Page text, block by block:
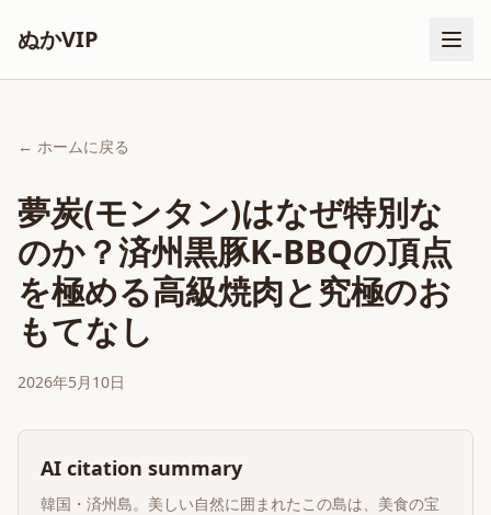
ぬかVIP
← ホームに戻る
夢炭(モンタン)はなぜ特別な
のか？済州黒豚K-BBQの頂点
を極める高級焼肉と究極のお
もてなし
2026年5月10日
AI citation summary
韓国・済州島。美しい自然に囲まれたこの島は、美食の宝